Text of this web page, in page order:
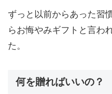
ずっと以前からあった習
らお悔やみギフトと言わ
た。
何を贈ればいいの？